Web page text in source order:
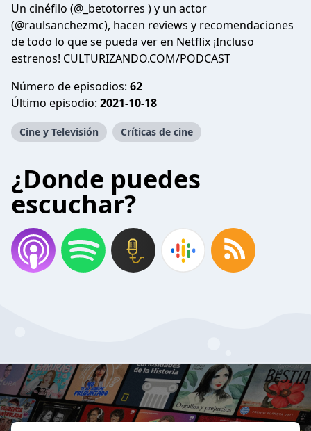
Un cinéfilo (@_betotorres ) y un actor
(@raulsanchezmc), hacen reviews y recomendaciones
de todo lo que se pueda ver en Netflix ¡Incluso
estrenos! CULTURIZANDO.COM/PODCAST
Número de episodios: 62
Último episodio: 2021-10-18
Cine y Televisión Críticas de cine
¿Donde puedes
escuchar?